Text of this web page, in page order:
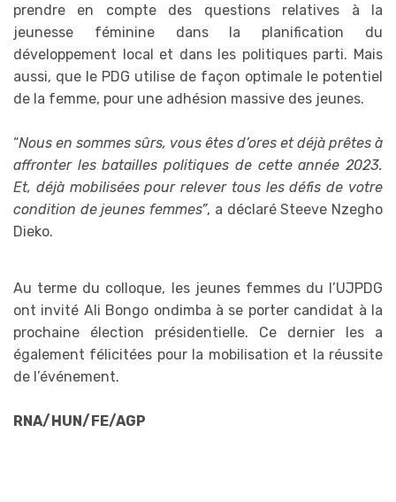
prendre en compte des questions relatives à la
jeunesse féminine dans la planification du
développement local et dans les politiques parti. Mais
aussi, que le PDG utilise de façon optimale le potentiel
de la femme, pour une adhésion massive des jeunes.
“Nous en sommes sûrs, vous êtes d’ores et déjà prêtes à
affronter les batailles politiques de cette année 2023.
Et, déjà mobilisées pour relever tous les défis de votre
condition de jeunes femmes”, a déclaré Steeve Nzegho
Dieko.
Au terme du colloque, les jeunes femmes du l’UJPDG
ont invité Ali Bongo ondimba à se porter candidat à la
prochaine élection présidentielle. Ce dernier les a
également félicitées pour la mobilisation et la réussite
de l’événement.
RNA/HUN/FE/AGP